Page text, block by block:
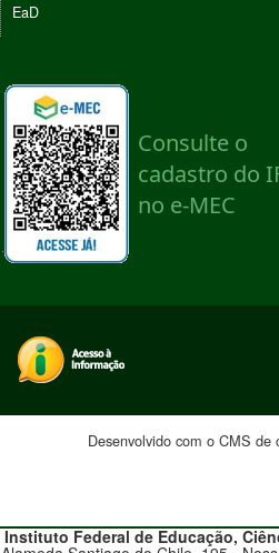
EaD
Desenvolvido com o CMS de
Instituto Federal de Educação,